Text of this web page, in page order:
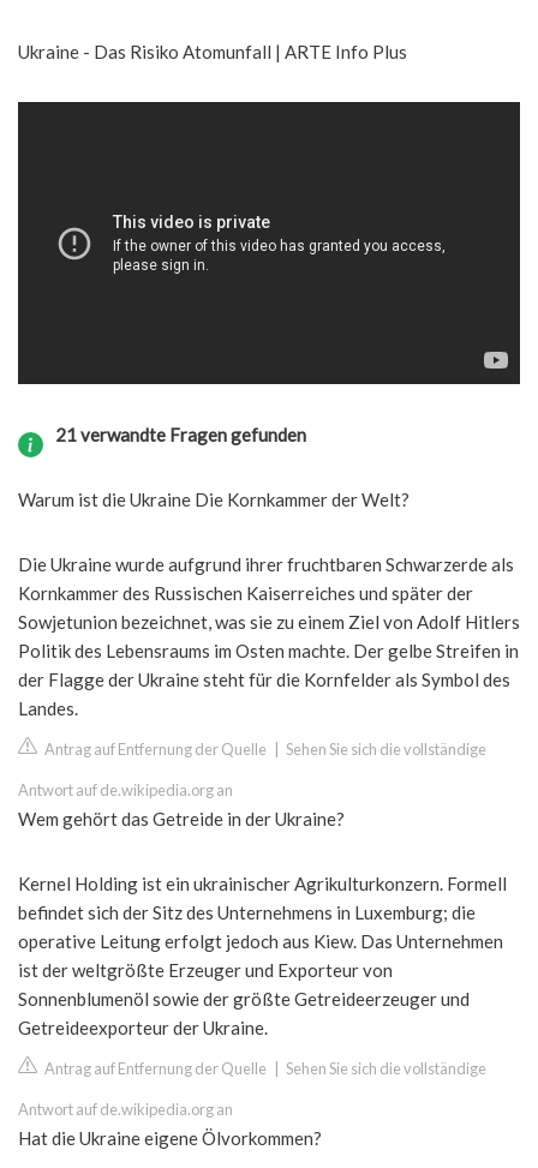
Ukraine - Das Risiko Atomunfall | ARTE Info Plus
21 verwandte Fragen gefunden
Warum ist die Ukraine Die Kornkammer der Welt?
Die Ukraine wurde aufgrund ihrer fruchtbaren Schwarzerde als
Kornkammer des Russischen Kaiserreiches und später der
Sowjetunion bezeichnet, was sie zu einem Ziel von Adolf Hitlers
Politik des Lebensraums im Osten machte. Der gelbe Streifen in
der Flagge der Ukraine steht für die Kornfelder als Symbol des
Landes.
Antrag auf Entfernung der Quelle Sehen Sie sich die vollständige
Antwort auf de.wikipedia.org an
Wem gehört das Getreide in der Ukraine?
Kernel Holding ist ein ukrainischer Agrikulturkonzern. Formell
befindet sich der Sitz des Unternehmens in Luxemburg; die
operative Leitung erfolgt jedoch aus Kiew. Das Unternehmen
ist der weltgrößte Erzeuger und Exporteur von
Sonnenblumenöl sowie der größte Getreideerzeuger und
Getreideexporteur der Ukraine.
Antrag auf Entfernung der Quelle Sehen Sie sich die vollständige
Antwort auf de.wikipedia.org an
Hat die Ukraine eigene Ölvorkommen?